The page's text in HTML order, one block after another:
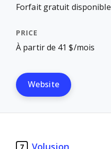
Forfait gratuit disponible
À partir de 41 $/mois
Website
7 Volusion